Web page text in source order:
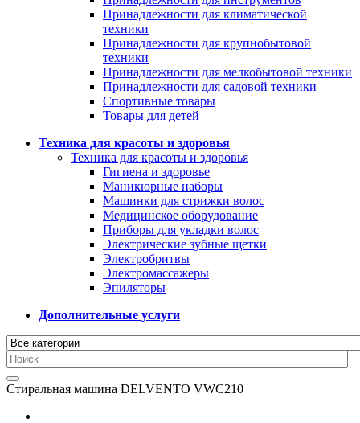
Принадлежности для климатической
техники
Принадлежности для крупнобытовой
техники
Принадлежности для мелкобытовой техники
Принадлежности для садовой техники
Спортивные товары
Товары для детей
Техника для красоты и здоровья
Техника для красоты и здоровья
Гигиена и здоровье
Маникюрные наборы
Машинки для стрижки волос
Медицинское оборудование
Приборы для укладки волос
Электрические зубные щетки
Электробритвы
Электромассажеры
Эпиляторы
Дополнительные услуги
Стиральная машина DELVENTO VWC210